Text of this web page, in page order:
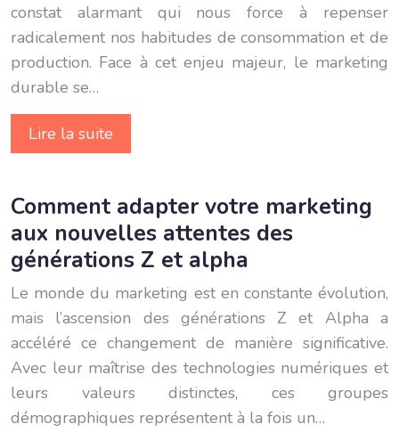
constat alarmant qui nous force à repenser
radicalement nos habitudes de consommation et de
production. Face à cet enjeu majeur, le marketing
durable se…
Lire la suite
Comment adapter votre marketing
aux nouvelles attentes des
générations Z et alpha
Le monde du marketing est en constante évolution,
mais l’ascension des générations Z et Alpha a
accéléré ce changement de manière significative.
Avec leur maîtrise des technologies numériques et
leurs valeurs distinctes, ces groupes
démographiques représentent à la fois un…